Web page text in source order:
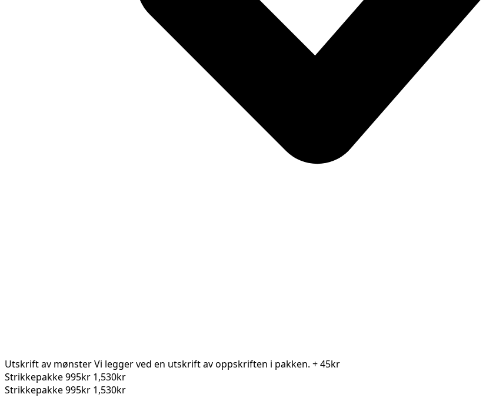
Utskrift av mønsterVi legger ved en utskrift av oppskriften i pakken. + 45kr
Strikkepakke995kr 1,530kr
Strikkepakke995kr 1,530kr